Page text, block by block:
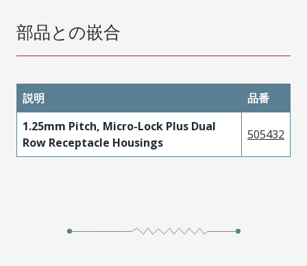
部品との嵌合
説明
品番
1.25mm Pitch, Micro-Lock Plus Dual
Row Receptacle Housings
505432